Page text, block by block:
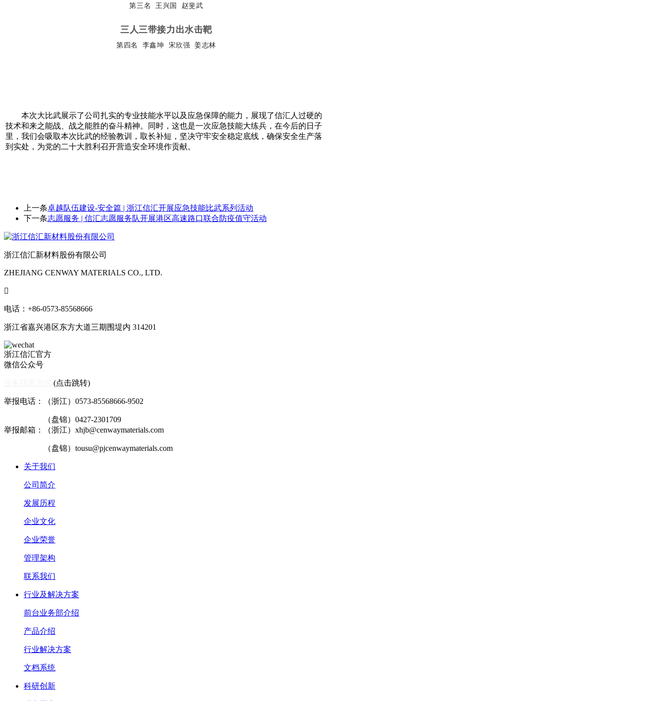
第三名 王兴国 赵斐武
三人三带接力出水击靶
第四名 李鑫坤 宋欣强 姜志林
本次大比武展示了公司扎实的专业技能水平以及应急保障的能力，展现了信汇人过硬的
技术和来之能战、战之能胜的奋斗精神。同时，这也是一次应急技能大练兵，在今后的日子
里，我们会吸取本次比武的经验教训，取长补短，坚决守牢安全稳定底线，确保安全生产落
到实处，为党的二十大胜利召开营造安全环境作贡献。
上一条卓越队伍建设-安全篇 | 浙江信汇开展应急技能比武系列活动
下一条志愿服务 | 信汇志愿服务队开展港区高速路口联合防疫值守活动
浙江信汇新材料股份有限公司
ZHEJIANG CENWAY MATERIALS CO., LTD.

电话：+86-0573-85568666
浙江省嘉兴港区东方大道三期围堤内 314201
浙江信汇官方
微信公众号
(点击跳转)
举报电话：（浙江）0573-85568666-9502
（盘锦）0427-2301709
举报邮箱：（浙江）xhjb@cenwaymaterials.com
（盘锦）tousu@pjcenwaymaterials.com
关于我们
公司简介
发展历程
企业文化
企业荣誉
管理架构
联系我们
行业及解决方案
前台业务部介绍
产品介绍
行业解决方案
文档系统
科研创新